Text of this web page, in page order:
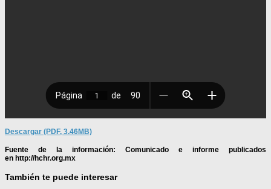
Descargar (PDF, 3.46MB)
Fuente de la información: Comunicado e informe publicados
en http://hchr.org.mx
También te puede interesar